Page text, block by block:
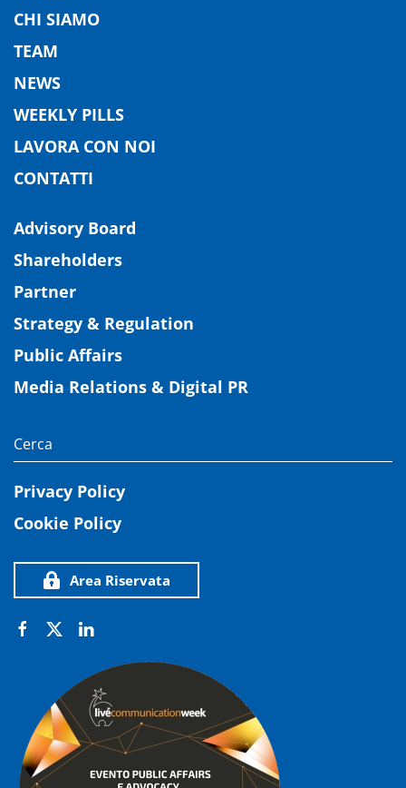
CHI SIAMO
TEAM
NEWS
WEEKLY PILLS
LAVORA CON NOI
CONTATTI
Advisory Board
Shareholders
Partner
Strategy & Regulation
Public Affairs
Media Relations & Digital PR
Privacy Policy
Cookie Policy
Area Riservata